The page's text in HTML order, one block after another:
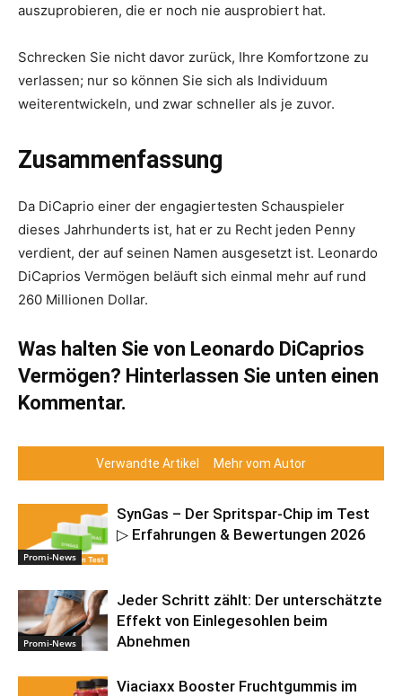
auszuprobieren, die er noch nie ausprobiert hat.
Schrecken Sie nicht davor zurück, Ihre Komfortzone zu
verlassen; nur so können Sie sich als Individuum
weiterentwickeln, und zwar schneller als je zuvor.
Zusammenfassung
Da DiCaprio einer der engagiertesten Schauspieler
dieses Jahrhunderts ist, hat er zu Recht jeden Penny
verdient, der auf seinen Namen ausgesetzt ist. Leonardo
DiCaprios Vermögen beläuft sich einmal mehr auf rund
260 Millionen Dollar.
Was halten Sie von Leonardo DiCaprios
Vermögen? Hinterlassen Sie unten einen
Kommentar.
Verwandte Artikel Mehr vom Autor
Promi-News
SynGas – Der Spritspar-Chip im Test
▷ Erfahrungen & Bewertungen 2026
Promi-News
Jeder Schritt zählt: Der unterschätzte
Effekt von Einlegesohlen beim
Abnehmen
Viaciaxx Booster Fruchtgummis im